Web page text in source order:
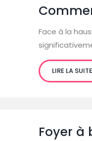
Face à la
LIRE LA SUITE
Foyer à